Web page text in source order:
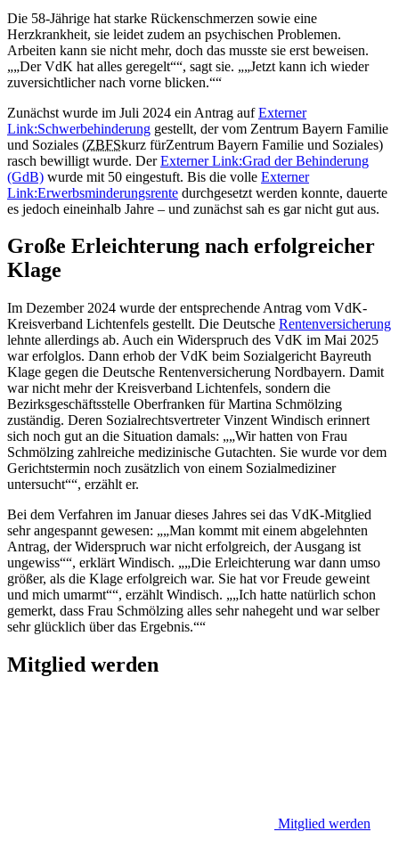
Die 58-Jährige hat starke Rückenschmerzen sowie eine
Herzkrankheit, sie leidet zudem an psychischen Problemen.
Arbeiten kann sie nicht mehr, doch das musste sie erst beweisen.
„Der VdK hat alles geregelt“ , sagt sie.
„Jetzt kann ich wieder
zuversichtlicher nach vorne blicken.“
Zunächst wurde im Juli 2024 ein Antrag aufExterner
Link:Schwerbehinderung gestellt, der vom Zentrum Bayern Familie
und Soziales (ZBFSkurz fürZentrum Bayern Familie und Soziales)
rasch bewilligt wurde. DerExterner Link:Grad der Behinderung
(GdB) wurde mit 50 eingestuft. Bis die volle Externer
Link:Erwerbsminderungsrente durchgesetzt werden konnte, dauerte
es jedoch eineinhalb Jahre – und zunächst sah es gar nicht gut aus.
Große Erleichterung nach erfolgreicher
Klage
Im Dezember 2024 wurde der entsprechende Antrag vom VdK-
Kreisverband Lichtenfels gestellt. Die Deutsche Rentenversicherung
lehnte allerdings ab. Auch ein Widerspruch des VdK im Mai 2025
war erfolglos. Dann erhob der VdK beim Sozialgericht Bayreuth
Klage gegen die Deutsche Rentenversicherung Nordbayern. Damit
war nicht mehr der Kreisverband Lichtenfels, sondern die
Bezirksgeschäftsstelle Oberfranken für Martina Schmölzing
zuständig. Deren Sozialrechtsvertreter Vinzent Windisch erinnert
sich noch gut an die Situation damals:
„Wir hatten von Frau
Schmölzing zahlreiche medizinische Gutachten. Sie wurde vor dem
Gerichtstermin noch zusätzlich von einem Sozialmediziner
untersucht“ , erzählt er.
Bei dem Verfahren im Januar dieses Jahres sei das VdK-Mitglied
sehr angespannt gewesen:
„Man kommt mit einem abgelehnten
Antrag, der Widerspruch war nicht erfolgreich, der Ausgang ist
ungewiss“ , erklärt Windisch.
„Die Erleichterung war dann umso
größer, als die Klage erfolgreich war. Sie hat vor Freude geweint
und mich umarmt “, erzählt Windisch.
„Ich hatte natürlich schon
gemerkt, dass Frau Schmölzing alles sehr nahegeht und war selber
sehr glücklich über das Ergebnis.“
Mitglied werden
Mitglied werden